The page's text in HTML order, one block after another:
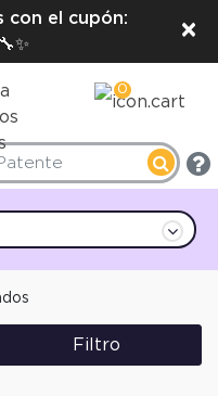
con el cupón:
×
0
Filtro